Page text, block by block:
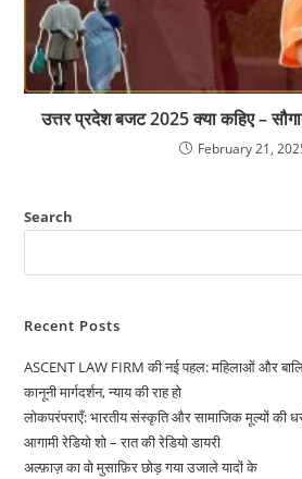
उत्तर प्रदेश बजट 2025 क्या कहिए –
February 21,
Search
Recent Posts
ASCENT LAW FIRM की नई पहल: महिलाओं और
कानूनी मार्गदर्शन, न्याय की राह हो
लोकपरंपराएँ: भारतीय संस्कृति और सामाजिक मूल्यों की
आगामी रेडियो शो – रात की रेडियो डायरी
अल्फ़ाज़ का वो मुसाफ़िर छोड़ गया उजाले यादों के